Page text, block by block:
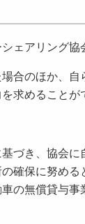
ェアリング協
合のほか、
求めることが
づき、協会に
確保に努める
の無償貸与事